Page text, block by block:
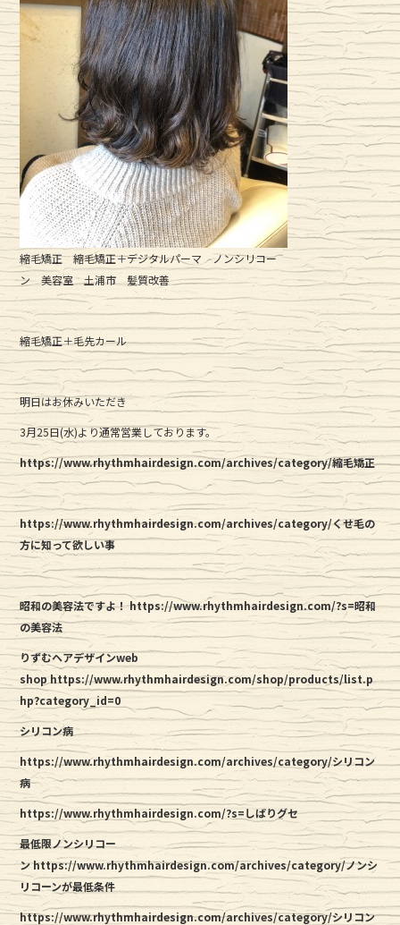
縮毛矯正 縮毛矯正＋デジタルパーマ ノンシリコー
ン 美容室 土浦市 髪質改善
縮毛矯正＋毛先カール
明日はお休みいただき
3月25日(水)より通常営業しております。
https://www.rhythmhairdesign.com/archives/category/縮毛矯正
https://www.rhythmhairdesign.com/archives/category/くせ毛の
方に知って欲しい事
昭和の美容法ですよ！https://www.rhythmhairdesign.com/?s=昭和
の美容法
りずむヘアデザインweb
shop https://www.rhythmhairdesign.com/shop/products/list.p
hp?category_id=0
シリコン病
https://www.rhythmhairdesign.com/archives/category/シリコン
病
https://www.rhythmhairdesign.com/?s=しばりグセ
最低限ノンシリコー
ン https://www.rhythmhairdesign.com/archives/category/ノンシ
リコーンが最低条件
https://www.rhythmhairdesign.com/archives/category/シリコン